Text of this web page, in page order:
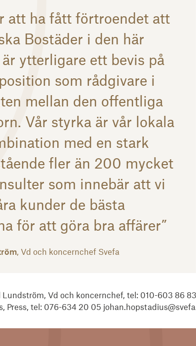
att ha fått förtroendet att
Bostäder i den här
ytterligare ett bevis på
som rådgivare i
mellan den offentliga
Vår styrka är vår lokala
med en stark
fler än 200 mycket
som innebär att vi
kunder de bästa
för att göra bra affärer”
, Vd och koncernchef Svefa
Vd och koncernchef, tel: 010-603 86 83
Press, tel: 076-634 20 05